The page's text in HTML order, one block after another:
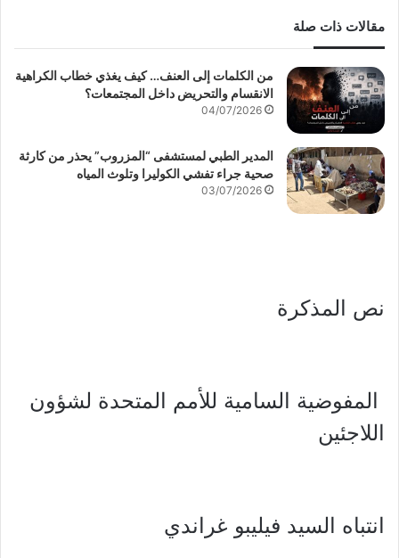
مقالات ذات صلة
من الكلمات إلى العنف… كيف يغذي خطاب الكراهية
الانقسام والتحريض داخل المجتمعات؟
04/07/2026
المدير الطبي لمستشفى “المزروب” يحذر من كارثة
صحية جراء تفشي الكوليرا وتلوث المياه
03/07/2026
نص المذكرة
المفوضية السامية للأمم المتحدة لشؤون
اللاجئين
انتباه السيد فيليبو غراندي